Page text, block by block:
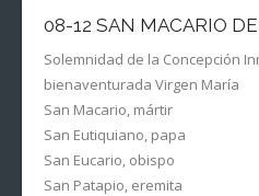
08-12 SAN MACARIO
Solemnidad de la Concepción
bienaventurada Virgen María
San Macario, mártir
San Eutiquiano, papa
San Eucario, obispo
San Patapio, eremita